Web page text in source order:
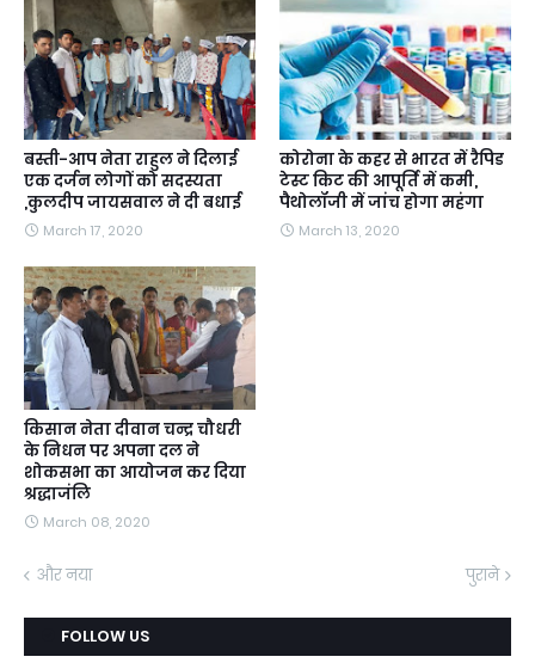
बस्ती-आप नेता राहुल ने दिलाई
एक दर्जन लोगों को सदस्यता
,कुलदीप जायसवाल ने दी बधाई
March 17, 2020
कोरोना के कहर से भारत में रैपिड
टेस्ट किट की आपूर्ति में कमी,
पैथोलॉजी में जांच होगा महंगा
March 13, 2020
किसान नेता दीवान चन्द्र चौधरी
के निधन पर अपना दल ने
शोकसभा का आयोजन कर दिया
श्रद्धाजंलि
March 08, 2020
और नया पुराने
FOLLOW US